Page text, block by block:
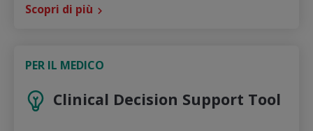
Scopri di più
PER IL MEDICO
Clinical Decision Support Tool